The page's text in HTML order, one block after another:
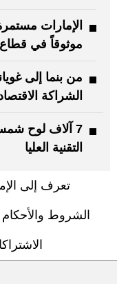
الإمارات
موثوقاً في قطاع
من بنما إلى
الشراكة الاقتصادية مع 5 من دول
7 آلاف لوح
التقنية العليا
تعرف إلى
الشروط والأحكام